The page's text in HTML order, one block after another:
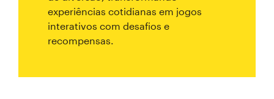
experiências cotidianas em jogos
interativos com desafios e
recompensas.